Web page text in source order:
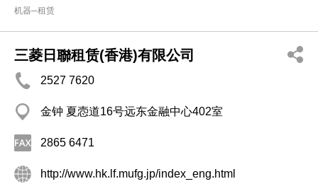
机器─租赁
三菱日聯租赁(香港)有限公司
2527 7620
金钟 夏悫道16号远东金融中心402室
2865 6471
http://www.hk.lf.mufg.jp/index_eng.html